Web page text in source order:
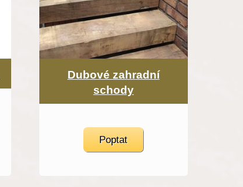
Dubové zahradní
schody
Poptat